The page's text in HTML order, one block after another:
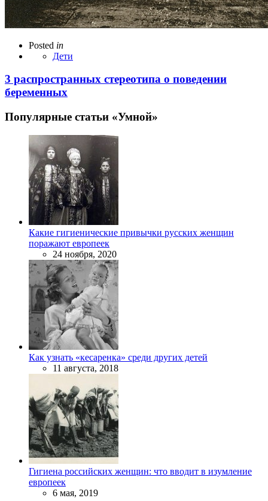
Posted in
Дети
3 распространных стереотипа о поведении
беременных
Популярные статьи «Умной»
Какие гигиенические привычки русских женщин
поражают европеек
24 ноября, 2020
Как узнать «кесаренка» среди других детей
11 августа, 2018
Гигиена российских женщин: что вводит в изумление
европеек
6 мая, 2019